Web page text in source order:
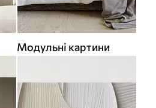
Модульні картини